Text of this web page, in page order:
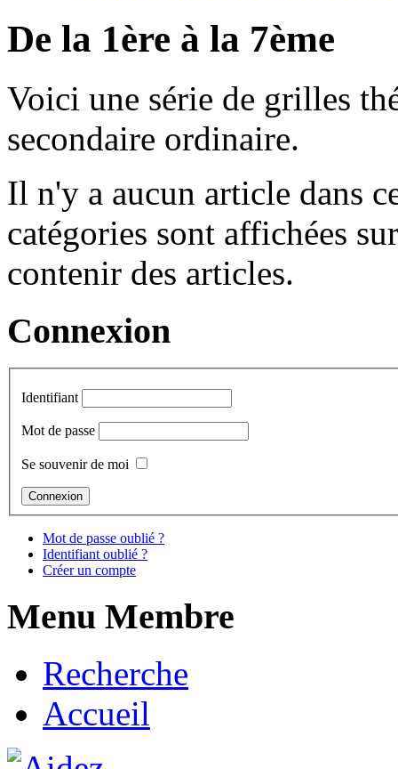
De la 1ère à la 7ème
Voici une série de grilles
secondaire ordinaire.
Il n'y a aucun article dans
catégories sont affichées
contenir des articles.
Connexion
Identifiant
Mot de passe
Se souvenir de moi
Mot de passe oublié ?
Identifiant oublié ?
Créer un compte
Menu Membre
Recherche
Accueil